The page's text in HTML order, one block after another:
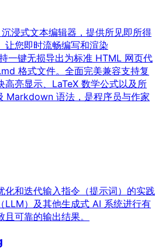
浸式文本编辑器，提供所见即所得
让您即时流畅编写和渲染
一键无损导出为标准 HTML 网页代
格式文件。全面完美兼容支持复
高亮显示、LaTeX 数学公式以及所
Markdown 语法，是程序员与作家
化和迭代输入指令（提示词）的实践
LLM）及其他生成式 AI 系统进行有
可靠的输出结果。